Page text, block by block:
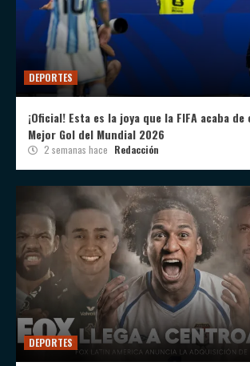
DEPORTES
¡Oficial! Esta es la joya que la FIFA acaba
Mejor Gol del Mundial 2026
2 semanas hace Redacción
DEPORTES